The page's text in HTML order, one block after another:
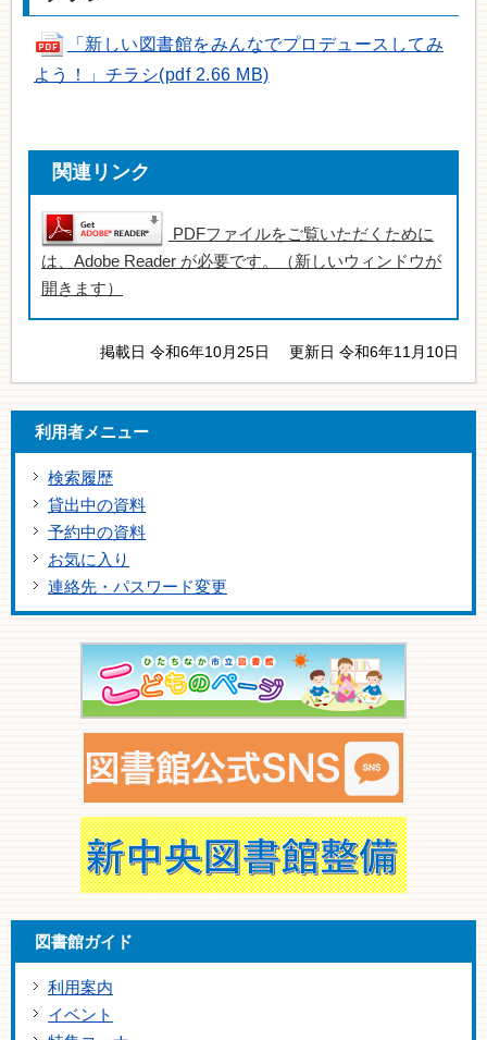
「新しい図書館をみんなでプロデュースしてみ
よう！」チラシ(pdf 2.66 MB)
関連リンク
PDFファイルをご覧いただくために
は、Adobe Reader が必要です。（新しいウィンドウが
開きます）
掲載日 令和6年10月25日 更新日 令和6年11月10日
利用者メニュー
検索履歴
貸出中の資料
予約中の資料
お気に入り
連絡先・パスワード変更
図書館ガイド
利用案内
イベント